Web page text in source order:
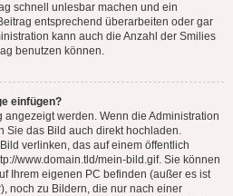
schnell unlesbar machen und ein
entsprechend überarbeiten oder gar
kann auch die Anzahl der Smilies
benutzen können.
einfügen?
werden. Wenn die Administration
Sie das Bild auch direkt hochladen.
verlinken, das auf einem öffentlich
www.domain.tld/mein-bild.gif. Sie können
Ihrem eigenen PC befinden (außer es ist
noch zu Bildern, die nur nach einer